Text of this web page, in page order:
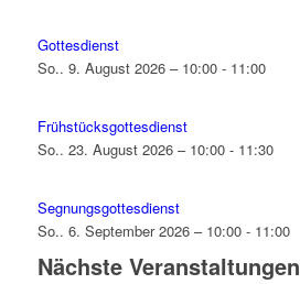
Gottesdienst
So.. 9. August 2026 – 10:00 - 11:00
Frühstücksgottesdienst
So.. 23. August 2026 – 10:00 - 11:30
Segnungsgottesdienst
So.. 6. September 2026 – 10:00 - 11:00
Nächste Veranstaltungen